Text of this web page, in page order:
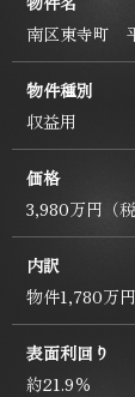
南区東寺町
物件種別
収益用
価格
3,980万円（税
内訳
物件1,780万
表面利回り
約21.9％